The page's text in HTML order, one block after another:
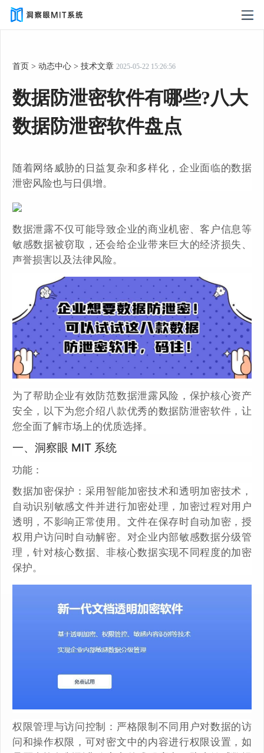
首页 > 动态中心 > 技术文章 2025-05-22 15:26:56
数据防泄密软件有哪些?八大
数据防泄密软件盘点
随着网络威胁的日益复杂和多样化，企业面临的数据
泄密风险也与日俱增。
数据泄露不仅可能导致企业的商业机密、客户信息等
敏感数据被窃取，还会给企业带来巨大的经济损失、
声誉损害以及法律风险。
为了帮助企业有效防范数据泄露风险，保护核心资产
安全，以下为您介绍八款优秀的数据防泄密软件，让
您全面了解市场上的优质选择。
一、洞察眼 MIT 系统
功能：
数据加密保护：采用智能加密技术和透明加密技术，
自动识别敏感文件并进行加密处理，加密过程对用户
透明，不影响正常使用。文件在保存时自动加密，授
权用户访问时自动解密。对企业内部敏感数据分级管
理，针对核心数据、非核心数据实现不同程度的加密
保护。
权限管理与访问控制：严格限制不同用户对数据的访
问和操作权限，可对密文中的内容进行权限设置，如